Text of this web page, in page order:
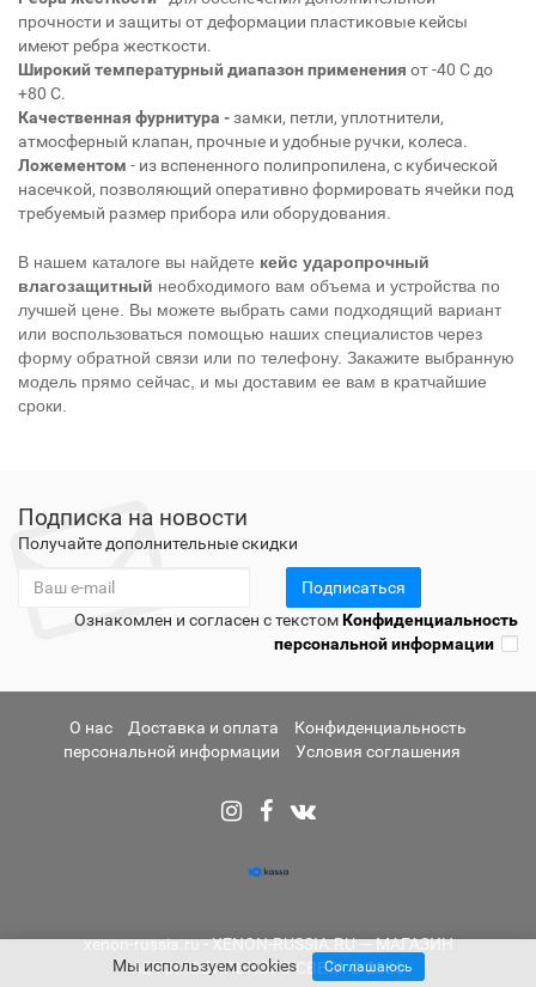
прочности и защиты от деформации пластиковые кейсы
имеют ребра жесткости.
Широкий температурный диапазон применения от -40 С до
+80 С.
Качественная фурнитура -замки, петли, уплотнители,
атмосферный клапан, прочные и удобные ручки, колеса.
Ложементом - из вспененного полипропилена, с кубической
насечкой, позволяющий оперативно формировать ячейки под
требуемый размер прибора или оборудования.
В нашем каталоге вы найдете кейс ударопрочный
влагозащитный необходимого вам объема и устройства по
лучшей цене. Вы можете выбрать сами подходящий вариант
или воспользоваться помощью наших специалистов через
форму обратной связи или по телефону. Закажите выбранную
модель прямо сейчас, и мы доставим ее вам в кратчайшие
сроки.
Подписка на новости
Получайте дополнительные скидки
Подписаться
Ознакомлен и согласен с текстомКонфиденциальность
персональной информации
О нас Доставка и оплата
Конфиденциальность
персональной информации
Условия соглашения
xenon-russia.ru - XENON-RUSSIA.RU — МАГАЗИН
АВТОМОБИЛЬНОГО СВЕТА © 2026
Мы используем cookies Соглашаюсь